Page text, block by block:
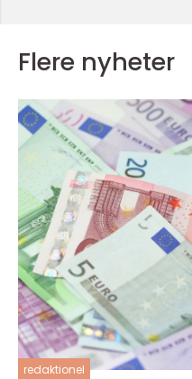
Flere nyheter
redaktionel